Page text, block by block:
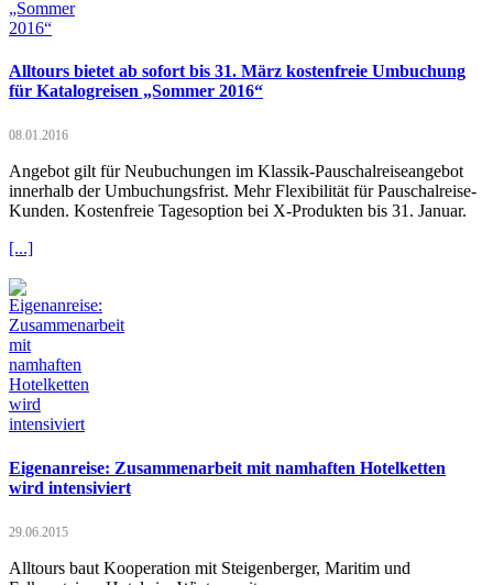
Alltours bietet ab sofort bis 31. März kostenfreie Umbuchung
für Katalogreisen „Sommer 2016“
08.01.2016
Angebot gilt für Neubuchungen im Klassik-Pauschalreiseangebot
innerhalb der Umbuchungsfrist. Mehr Flexibilität für Pauschalreise-
Kunden. Kostenfreie Tagesoption bei X-Produkten bis 31. Januar.
[...]
Eigenanreise: Zusammenarbeit mit namhaften Hotelketten
wird intensiviert
29.06.2015
Alltours baut Kooperation mit Steigenberger, Maritim und